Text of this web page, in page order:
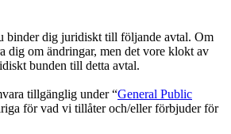
binder dig juridiskt till följande avtal. Om
dig om ändringar, men det vore klokt av
bunden till detta avtal.
tillgänglig under “General Public
för vad vi tillåter och/eller förbjuder för